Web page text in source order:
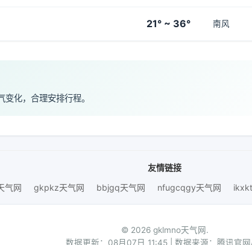
21° ~ 36° 南风
化，合理安排行程。
友情链接
气网
gkpkz天气网 bbjgq天气网 nfugcqgy天气网
© 2026 gklmno天气网.
数据更新：08月07日 11:45 | 数据来源：腾讯官网